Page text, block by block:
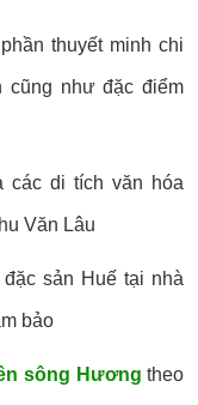
thuyết minh chi
cũng như đặc điểm
các di tích văn hóa
Văn Lâu
sản Huế tại nhà
bảo
sông Hương theo